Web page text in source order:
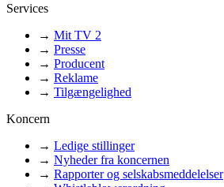
Services
→ Mit TV 2
→ Presse
→ Producent
→ Reklame
→ Tilgængelighed
Koncern
→ Ledige stillinger
→ Nyheder fra koncernen
→ Rapporter og selskabsmeddelelser